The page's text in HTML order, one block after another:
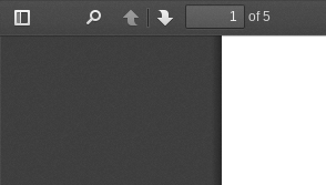
Toggle
PreviousNext
of 5